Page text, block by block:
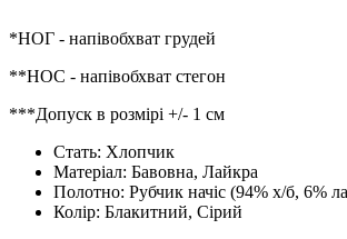
*НОГ - напівобхват грудей
**НОС - напівобхват стегон
***Допуск в розмірі +/- 1 см
Стать: Хлопчик
Матеріал: Бавовна, Лайкра
Полотно: Рубчик начіс (94% х/б, 6%
Колір: Блакитний, Сірий